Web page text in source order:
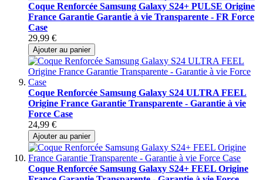
Coque Renforcée Samsung Galaxy S24+ PULSE Origine
France Garantie Garantie à vie Transparente - FR Force
Case
29,99 €
Ajouter au panier
Coque Renforcée Samsung Galaxy S24 ULTRA FEEL
Origine France Garantie Transparente - Garantie à vie
Force Case
24,99 €
Ajouter au panier
Coque Renforcée Samsung Galaxy S24+ FEEL Origine